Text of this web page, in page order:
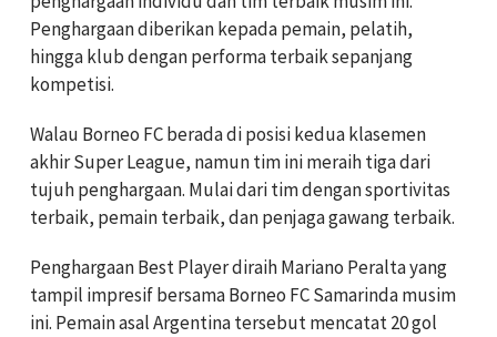
Penghargaan diberikan kepada pemain, pelatih,
hingga klub dengan performa terbaik sepanjang
kompetisi.
Walau Borneo FC berada di posisi kedua klasemen
akhir Super League, namun tim ini meraih tiga dari
tujuh penghargaan. Mulai dari tim dengan sportivitas
terbaik, pemain terbaik, dan penjaga gawang terbaik.
Penghargaan Best Player diraih Mariano Peralta yang
tampil impresif bersama Borneo FC Samarinda musim
ini. Pemain asal Argentina tersebut mencatat 20 gol